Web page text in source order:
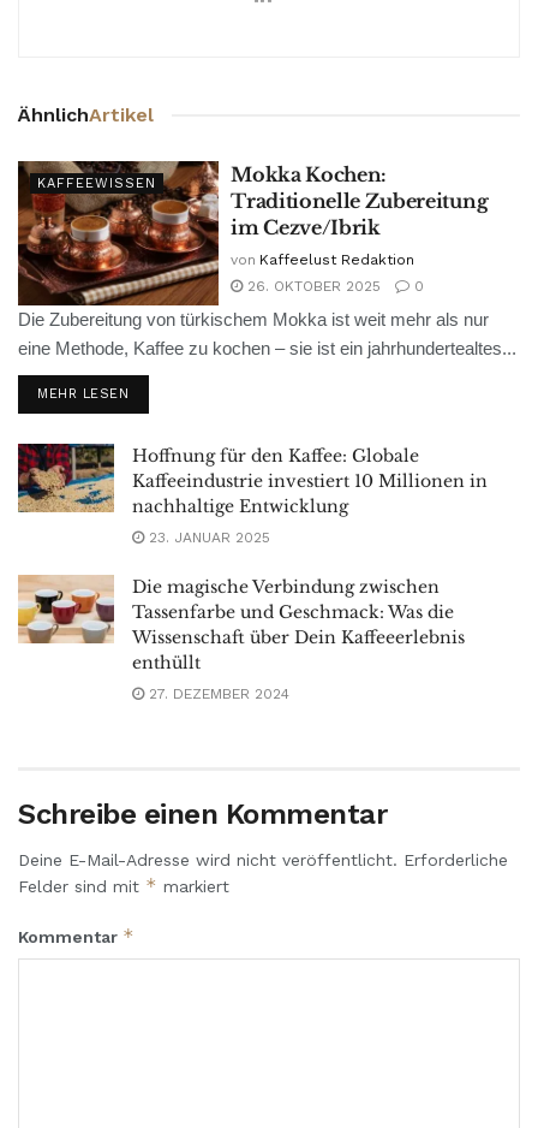
ÄhnlichArtikel
KAFFEEWISSEN
Mokka Kochen:
Traditionelle Zubereitung
im Cezve/Ibrik
von Kaffeelust Redaktion
26. OKTOBER 2025
0
Die Zubereitung von türkischem Mokka ist weit mehr als nur
eine Methode, Kaffee zu kochen – sie ist ein jahrhundertealtes...
MEHR LESEN
Hoffnung für den Kaffee: Globale
Kaffeeindustrie investiert 10 Millionen in
nachhaltige Entwicklung
23. JANUAR 2025
Die magische Verbindung zwischen
Tassenfarbe und Geschmack: Was die
Wissenschaft über Dein Kaffeeerlebnis
enthüllt
27. DEZEMBER 2024
Schreibe einen Kommentar
Deine E-Mail-Adresse wird nicht veröffentlicht. Erforderliche
Felder sind mit * markiert
Kommentar *